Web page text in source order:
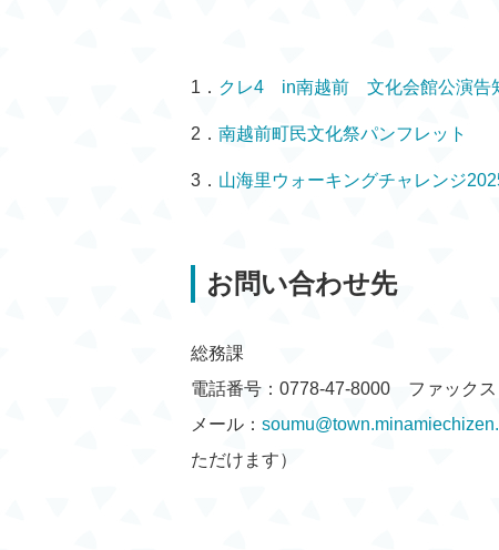
1． クレ4 in南越前 文化会館公演告
2． 南越前町民文化祭パンフレット
3． 山海里ウォーキングチャレンジ
お問い合わせ先
総務課
電話番号：0778-47-8000 ファックス
メール：
ただけます）